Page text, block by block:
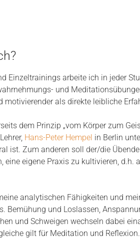
Einzeltrainings arbeite ich in jeder
und
motivierender als direkte leibliche
dem Prinzip „vom Körper zum
Hans-Peter Hempel in Berlin
ist. Zum anderen soll der/die
eine eigene Praxis zu kultivieren, d.h.
analytischen Fähigkeiten und
Bemühung und Loslassen,
und Schweigen wechseln dabei
gilt für Meditation und Reflexion.